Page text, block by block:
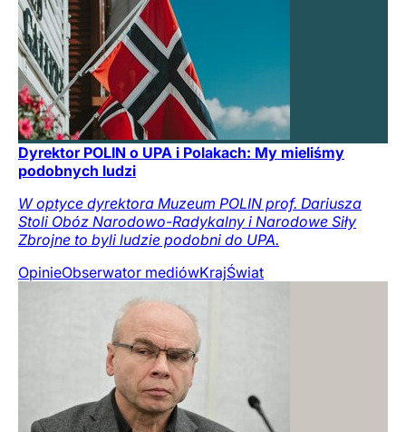
Dyrektor POLIN o UPA i Polakach: My mieliśmy
podobnych ludzi
W optyce dyrektora Muzeum POLIN prof. Dariusza
Stoli Obóz Narodowo-Radykalny i Narodowe Siły
Zbrojne to byli ludzie podobni do UPA.
OpinieObserwator mediówKrajŚwiat